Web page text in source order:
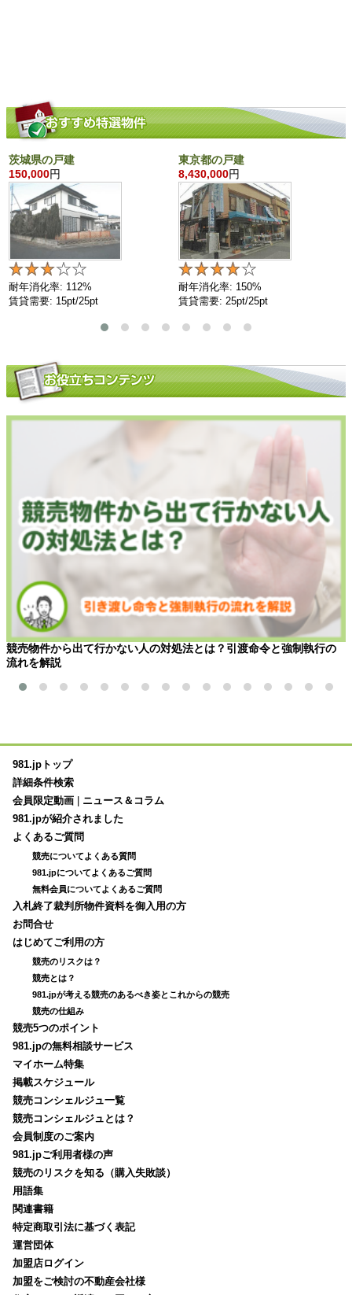
茨城県の戸建
150,000円
耐年消化率: 112%
賃貸需要: 15pt/25pt
東京都の戸建
8,430,000円
耐年消化率: 150%
賃貸需要: 25pt/25pt
競売物件から出て行かない人の対処法とは？引渡命令と強制執行の
流れを解説
981.jpトップ
詳細条件検索
会員限定動画
ニュース＆コラム
981.jpが紹介されました
よくあるご質問
競売についてよくある質問
981.jpについてよくあるご質問
無料会員についてよくあるご質問
入札終了裁判所物件資料を御入用の方
お問合せ
はじめてご利用の方
競売のリスクは？
競売とは？
981.jpが考える競売のあるべき姿とこれからの競売
競売の仕組み
競売5つのポイント
981.jpの無料相談サービス
マイホーム特集
掲載スケジュール
競売コンシェルジュ一覧
競売コンシェルジュとは？
会員制度のご案内
981.jpご利用者様の声
競売のリスクを知る（購入失敗談）
用語集
関連書籍
特定商取引法に基づく表記
運営団体
加盟店ログイン
加盟をご検討の不動産会社様